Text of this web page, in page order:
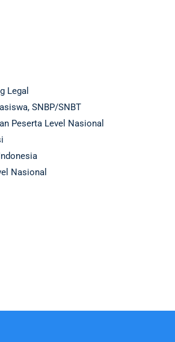
Legal
SNBP/SNBT
Peserta Level Nasional
Nasional